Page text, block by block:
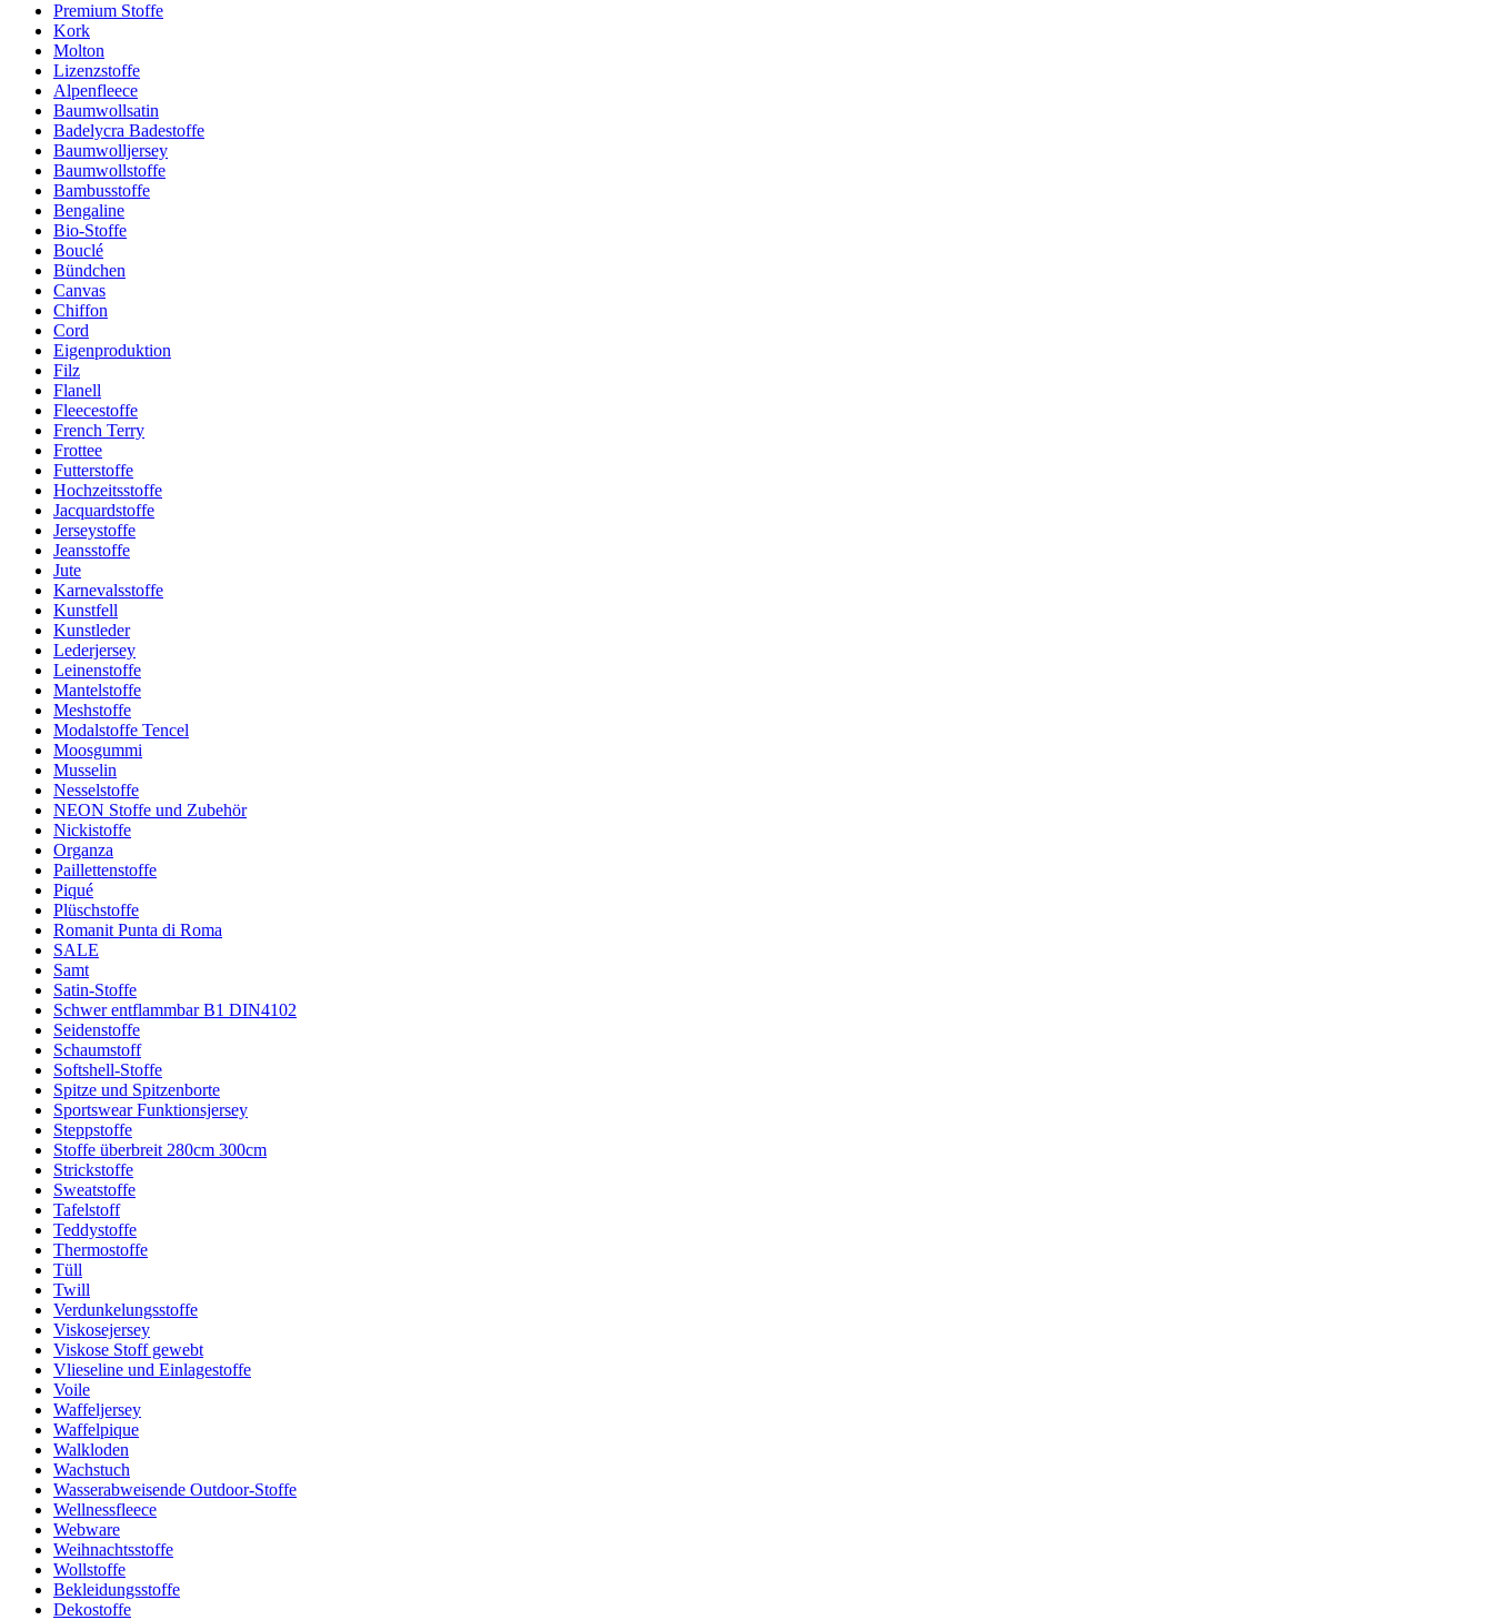
Premium Stoffe
Kork
Molton
Lizenzstoffe
Alpenfleece
Baumwollsatin
Badelycra Badestoffe
Baumwolljersey
Baumwollstoffe
Bambusstoffe
Bengaline
Bio-Stoffe
Bouclé
Bündchen
Canvas
Chiffon
Cord
Eigenproduktion
Filz
Flanell
Fleecestoffe
French Terry
Frottee
Futterstoffe
Hochzeitsstoffe
Jacquardstoffe
Jerseystoffe
Jeansstoffe
Jute
Karnevalsstoffe
Kunstfell
Kunstleder
Lederjersey
Leinenstoffe
Mantelstoffe
Meshstoffe
Modalstoffe Tencel
Moosgummi
Musselin
Nesselstoffe
NEON Stoffe und Zubehör
Nickistoffe
Organza
Paillettenstoffe
Piqué
Plüschstoffe
Romanit Punta di Roma
SALE
Samt
Satin-Stoffe
Schwer entflammbar B1 DIN4102
Seidenstoffe
Schaumstoff
Softshell-Stoffe
Spitze und Spitzenborte
Sportswear Funktionsjersey
Steppstoffe
Stoffe überbreit 280cm 300cm
Strickstoffe
Sweatstoffe
Tafelstoff
Teddystoffe
Thermostoffe
Tüll
Twill
Verdunkelungsstoffe
Viskosejersey
Viskose Stoff gewebt
Vlieseline und Einlagestoffe
Voile
Waffeljersey
Waffelpique
Walkloden
Wachstuch
Wasserabweisende Outdoor-Stoffe
Wellnessfleece
Webware
Weihnachtsstoffe
Wollstoffe
Bekleidungsstoffe
Dekostoffe